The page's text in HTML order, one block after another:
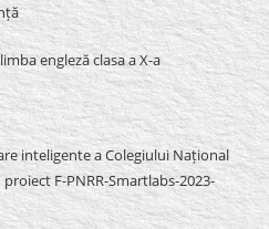
engleză clasa a X-a
inteligente a Colegiului Național
F-PNRR-Smartlabs-2023-